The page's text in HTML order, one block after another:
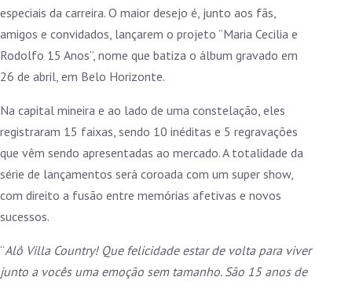
especiais da carreira. O maior desejo é, junto aos fãs,
amigos e convidados, lançarem o projeto “Maria Cecilia e
Rodolfo 15 Anos”, nome que batiza o álbum gravado em
26 de abril, em Belo Horizonte.
Na capital mineira e ao lado de uma constelação, eles
registraram 15 faixas, sendo 10 inéditas e 5 regravações
que vêm sendo apresentadas ao mercado. A totalidade da
série de lançamentos será coroada com um super show,
com direito a fusão entre memórias afetivas e novos
sucessos.
“Alô Villa Country! Que felicidade estar de volta para viver
junto a vocês uma emoção sem tamanho. São 15 anos de